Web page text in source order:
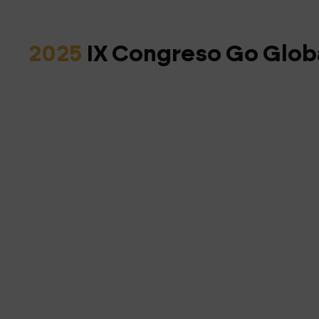
2025 IX Congreso Go